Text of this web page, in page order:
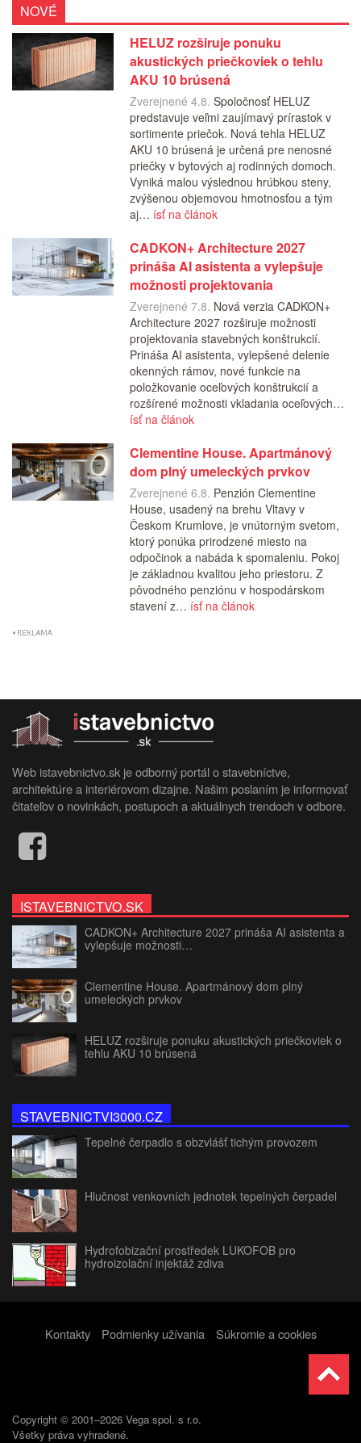
NOVÉ
HELUZ rozširuje ponuku
akustických priečkoviek o tehlu
AKU 10 brúsená
Zverejnené 4.8. Spoločnosť HELUZ
predstavuje veľmi zaujímavý prírastok v
sortimente priečok. Nová tehla HELUZ
AKU 10 brúsená je určená pre nenosné
priečky v bytových aj rodinných domoch.
Vyniká malou výslednou hrúbkou steny,
zvýšenou objemovou hmotnosťou a tým
aj… ísť na článok
CADKON+ Architecture 2027
prináša AI asistenta a vylepšuje
možnosti projektovania
Zverejnené 7.8. Nová verzia CADKON+
Architecture 2027 rozširuje možnosti
projektovania stavebných konštrukcií.
Prináša AI asistenta, vylepšené delenie
okenných rámov, nové funkcie na
položkovanie oceľových konštrukcií a
rozšírené možnosti vkladania oceľových…
ísť na článok
Clementine House. Apartmánový
dom plný umeleckých prvkov
Zverejnené 6.8. Penzión Clementine
House, usadený na brehu Vltavy v
Českom Krumlove, je vnútorným svetom,
ktorý ponúka prirodzené miesto na
odpočinok a nabáda k spomaleniu. Pokoj
je základnou kvalitou jeho priestoru. Z
pôvodného penziónu v hospodárskom
stavení z… ísť na článok
Web istavebnictvo.sk je odborný portál o stavebníctve,
architektúre a interiérovom dizajne. Našim poslaním je informovať
čitateľov o novinkách, postupoch a aktuálnych trendoch v odbore.
ISTAVEBNICTVO.SK
CADKON+ Architecture 2027 prináša AI asistenta a
vylepšuje možnosti…
Clementine House. Apartmánový dom plný
umeleckých prvkov
HELUZ rozširuje ponuku akustických priečkoviek o
tehlu AKU 10 brúsená
STAVEBNICTVI3000.CZ
Tepelné čerpadlo s obzvlášť tichým provozem
Hlučnost venkovních jednotek tepelných čerpadel
Hydrofobizační prostředek LUKOFOB pro
hydroizolační injektáž zdiva
Kontakty Podmienky užívania Súkromie a cookies
Copyright © 2001–2026 Vega spol. s r.o.
Všetky práva vyhradené.